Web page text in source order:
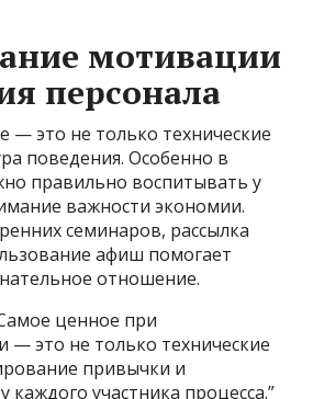
мотивации
персонала
— это не только технические
поведения. Особенно в
правильно воспитывать у
важности экономии.
семинаров, рассылка
афиш помогает
отношение.
ценное при
— это не только технические
привычки и
каждого участника процесса.”